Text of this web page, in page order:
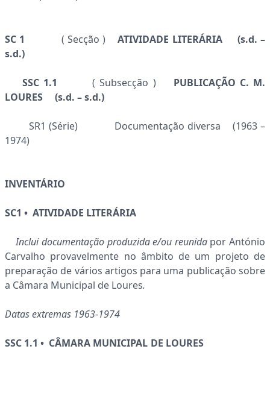
SC 1 ( Secção )ATIVIDADE LITERÁRIA
(s.d. –
s.d.)
SSC 1.1( Subsecção )
PUBLICAÇÃO C. M.
LOURES (s.d. – s.d.)
SR1 (Série) Documentação diversa (1963 –
1974)
INVENTÁRIO
SC1 • ATIVIDADE LITERÁRIA
Inclui documentação produzida e/ou reunida por António
Carvalho provavelmente no âmbito de um projeto de
preparação de vários artigos para uma publicação sobre
a Câmara Municipal de Loures.
Datas extremas 1963-1974
SSC 1.1 • CÂMARA MUNICIPAL DE LOURES